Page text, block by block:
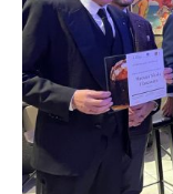
CRONACA
VENETO
POLITICA
CRONACA
VENETO
POLITICA
ECONOMIA
CRONACA
VENETO
POLITICA
ECONOMIA